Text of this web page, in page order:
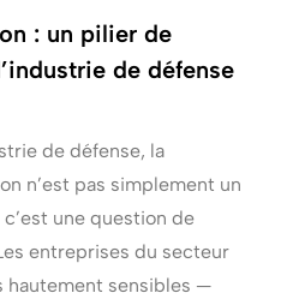
: un pilier de
de défense
de défense, la
n’est pas simplement un
une question de
entreprises du secteur
hautement sensibles —